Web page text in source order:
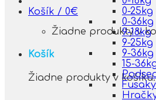
Košík / 0€
Žiadne produkty v
Košík
Žiadne produkty v košíku.
0-25kg
0-36kg
9-18kg
9-25kg
9-36kg
15-